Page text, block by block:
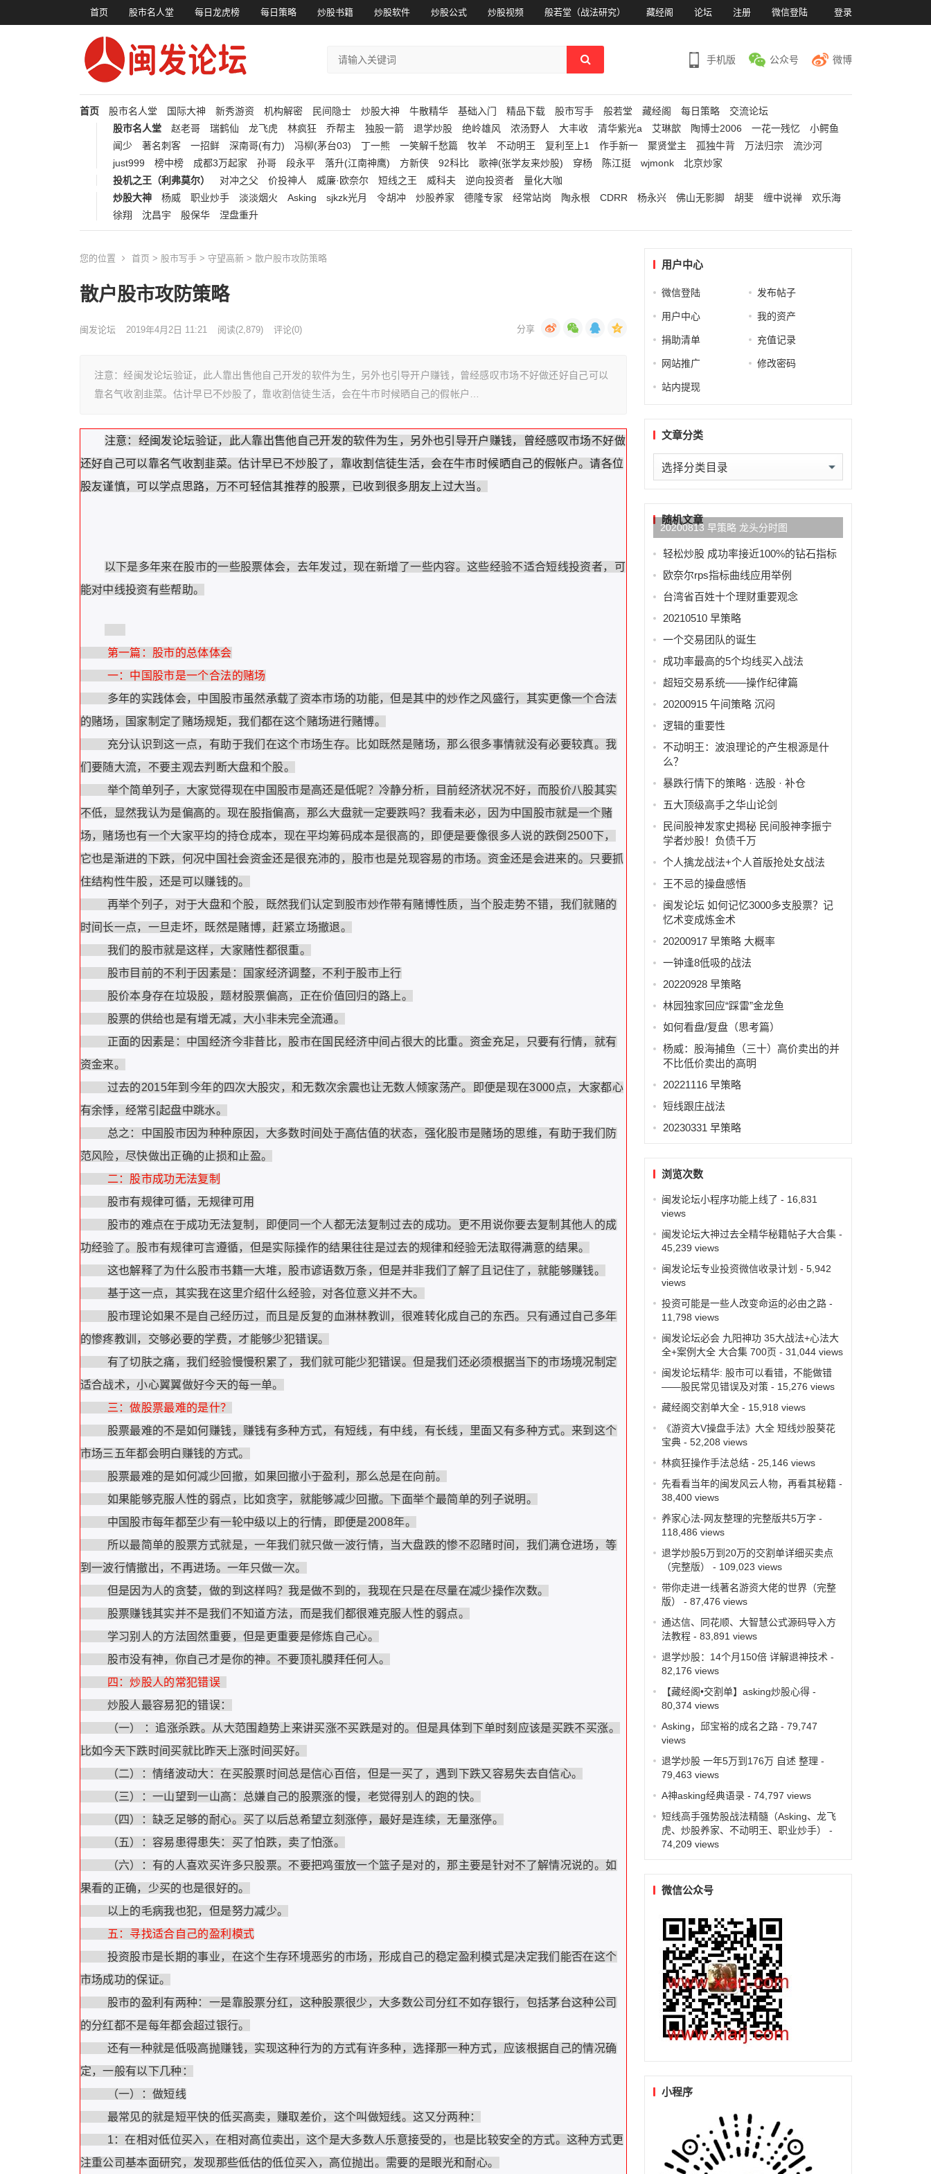
首页 股市名人堂 每日龙虎榜 每日策略 炒股书籍 炒股软件 炒股公式 炒股视频 般若堂（战法研究） 藏经阁 论坛 注册 微信登陆 登录
手机版 公众号 微博
首页 股市名人堂 国际大神 新秀游资 机构解密 民间隐士 炒股大神 牛散精华 基础入门 精品下载 股市写手 般若堂 藏经阁 每日策略
交流论坛
股市名人堂
赵老哥 瑞鹤仙 龙飞虎 林疯狂 乔帮主 独股一箭 退学炒股 绝岭雄风 浓汤野人 大丰收 清华紫光a 艾琳歆 陶博士2006 一花一残忆
小鳄鱼
闻少
著名刺客 一招鲜 深南哥(有力) 冯柳(茅台03) 丁一熊 一笑解千愁篇 牧羊 不动明王 复利至上1 作手新一 聚贤堂主 孤独牛背 万法归宗
流沙河
just999
榜中榜 成都3万起家 孙哥 段永平 落升(江南神鹰) 方新侠 92科比 歌神(张学友来炒股) 穿杨 陈江挺 wjmonk
北京炒家
投机之王（利弗莫尔）
对冲之父 价投神人 威廉·欧奈尔 短线之王 威科夫 逆向投资者
量化大咖
炒股大神
杨威 职业炒手 淡淡烟火 Asking sjkzk光月 令胡冲 炒股养家 德隆专家 经常站岗 陶永根 CDRR 杨永兴 佛山无影脚 胡斐 缠中说禅
欢乐海
徐翔
沈昌宇 殷保华 涅盘重升
您的位置 首页 > 股市写手> 守望高新 > 散户股市攻防策略
散户股市攻防策略
闽发论坛 2019年4月2日 11:21 阅读(2,879) 评论(0)
注意：经闽发论坛验证，此人靠出售他自己开发的软件为生，另外也引导开户赚钱，曾经感叹市场不好做还好自己可以
靠名气收割韭菜。估计早已不炒股了，靠收割信徒生活，会在牛市时候晒自己的假帐户…
注意：经闽发论坛验证，此人靠出售他自己开发的软件为生，另外也引导开户赚钱，曾经感叹市场不好做
还好自己可以靠名气收割韭菜。估计早已不炒股了，靠收割信徒生活，会在牛市时候晒自己的假帐户。请各位
股友谨慎，可以学点思路，万不可轻信其推荐的股票，已收到很多朋友上过大当。
以下是多年来在股市的一些股票体会，去年发过，现在新增了一些内容。这些经验不适合短线投资者，可
能对中线投资有些帮助。
第一篇：股市的总体体会
一：中国股市是一个合法的赌场
多年的实践体会，中国股市虽然承载了资本市场的功能，但是其中的炒作之风盛行，其实更像一个合法
的赌场，国家制定了赌场规矩，我们都在这个赌场进行赌博。
充分认识到这一点，有助于我们在这个市场生存。比如既然是赌场，那么很多事情就没有必要较真。我
们要随大流，不要主观去判断大盘和个股。
举个简单列子，大家觉得现在中国股市是高还是低呢？冷静分析，目前经济状况不好，而股价八股其实
不低，显然我认为是偏高的。现在股指偏高，那么大盘就一定要跌吗？我看未必，因为中国股市就是一个赌
场，赌场也有一个大家平均的持仓成本，现在平均筹码成本是很高的，即便是要像很多人说的跌倒2500下，
它也是渐进的下跌，何况中国社会资金还是很充沛的，股市也是兑现容易的市场。资金还是会进来的。只要抓
住结构性牛股，还是可以赚钱的。
再举个列子，对于大盘和个股，既然我们认定到股市炒作带有赌博性质，当个股走势不错，我们就赌的
时间长一点，一旦走坏，既然是赌博，赶紧立场撤退。
我们的股市就是这样，大家赌性都很重。
股市目前的不利于因素是：国家经济调整，不利于股市上行
股价本身存在垃圾股，题材股票偏高，正在价值回归的路上。
股票的供给也是有增无减，大小非未完全流通。
正面的因素是：中国经济今非昔比，股市在国民经济中间占很大的比重。资金充足，只要有行情，就有
资金来。
过去的2015年到今年的四次大股灾，和无数次余震也让无数人倾家荡产。即便是现在3000点，大家都心
有余悸，经常引起盘中跳水。
总之：中国股市因为种种原因，大多数时间处于高估值的状态，强化股市是赌场的思维，有助于我们防
范风险，尽快做出正确的止损和止盈。
二：股市成功无法复制
股市有规律可循，无规律可用
股市的难点在于成功无法复制，即便同一个人都无法复制过去的成功。更不用说你要去复制其他人的成
功经验了。股市有规律可言遵循，但是实际操作的结果往往是过去的规律和经验无法取得满意的结果。
这也解释了为什么股市书籍一大堆，股市谚语数万条，但是并非我们了解了且记住了，就能够赚钱。
基于这一点，其实我在这里介绍什么经验，对各位意义并不大。
股市理论如果不是自己经历过，而且是反复的血淋林教训，很难转化成自己的东西。只有通过自己多年
的惨疼教训，交够必要的学费，才能够少犯错误。
有了切肤之痛，我们经验慢慢积累了，我们就可能少犯错误。但是我们还必须根据当下的市场境况制定
适合战术，小心翼翼做好今天的每一单。
三：做股票最难的是什？
股票最难的不是如何赚钱，赚钱有多种方式，有短线，有中线，有长线，里面又有多种方式。来到这个
市场三五年都会明白赚钱的方式。
股票最难的是如何减少回撤，如果回撤小于盈利，那么总是在向前。
如果能够克服人性的弱点，比如贪字，就能够减少回撤。下面举个最简单的列子说明。
中国股市每年都至少有一轮中级以上的行情，即便是2008年。
所以最简单的股票方式就是，一年我们就只做一波行情，当大盘跌的惨不忍睹时间，我们满仓进场，等
到一波行情撤出，不再进场。一年只做一次。
但是因为人的贪婪，做的到这样吗？我是做不到的，我现在只是在尽量在减少操作次数。
股票赚钱其实并不是我们不知道方法，而是我们都很难克服人性的弱点。
学习别人的方法固然重要，但是更重要是修炼自己心。
股市没有神，你自己才是你的神。不要顶礼膜拜任何人。
四：炒股人的常犯错误
炒股人最容易犯的错误：
（一） ：追涨杀跌。从大范围趋势上来讲买涨不买跌是对的。但是具体到下单时刻应该是买跌不买涨。
比如今天下跌时间买就比昨天上涨时间买好。
（二）：情绪波动大：在买股票时间总是信心百倍，但是一买了，遇到下跌又容易失去自信心。
（三）：一山望到一山高：总嫌自己的股票涨的慢，老觉得别人的跑的快。
（四）：缺乏足够的耐心。买了以后总希望立刻涨停，最好是连续，无量涨停。
（五）：容易患得患失：买了怕跌，卖了怕涨。
（六）：有的人喜欢买许多只股票。不要把鸡蛋放一个篮子是对的，那主要是针对不了解情况说的。如
果看的正确，少买的也是很好的。
以上的毛病我也犯，但是努力减少。
五：寻找适合自己的盈利模式
投资股市是长期的事业，在这个生存环境恶劣的市场，形成自己的稳定盈利模式是决定我们能否在这个
市场成功的保证。
股市的盈利有两种：一是靠股票分红，这种股票很少，大多数公司分红不如存银行，包括茅台这种公司
的分红都不是每年都会超过银行。
还有一种就是低吸高抛赚钱，实现这种行为的方式有许多种，选择那一种方式，应该根据自己的情况确
定，一般有以下几种：
（一）：做短线
最常见的就是短平快的低买高卖，赚取差价，这个叫做短线。这又分两种：
1：在相对低位买入，在相对高位卖出，这个是大多数人乐意接受的，也是比较安全的方式。这种方式更
注重公司基本面研究，发现那些低估的低位买入，高位抛出。需要的是眼光和耐心。
用户中心
微信登陆 发布帖子
用户中心 我的资产
捐助清单 充值记录
网站推广 修改密码
站内提现
文章分类
文
章
类随机文章
20200813 早策略 龙头分时图
轻松炒股 成功率接近100%的钻石指标
欧奈尔rps指标曲线应用举例
台湾省百姓十个理财重要观念
20210510 早策略
一个交易团队的诞生
成功率最高的5个均线买入战法
超短交易系统——操作纪律篇
20200915 午间策略 沉闷
逻辑的重要性
不动明王：波浪理论的产生根源是什
么？
暴跌行情下的策略 · 选股 · 补仓
五大顶级高手之华山论剑
民间股神发家史揭秘 民间股神李振宁
学者炒股！负债千万
个人擒龙战法+个人首版抢处女战法
王不忌的操盘感悟
闽发论坛 如何记忆3000多支股票？记
忆术变成炼金术
20200917 早策略 大概率
一钟逢8低吸的战法
20220928 早策略
林园独家回应“踩雷”金龙鱼
如何看盘/复盘（思考篇）
杨威：股海捕鱼（三十）高价卖出的并
不比低价卖出的高明
20221116 早策略
短线跟庄战法
20230331 早策略
浏览次数
闽发论坛小程序功能上线了 - 16,831
views
闽发论坛大神过去全精华秘籍帖子大合集-
45,239 views
闽发论坛专业投资微信收录计划 - 5,942
views
投资可能是一些人改变命运的必由之路-
11,798 views
闽发论坛必会 九阳神功 35大战法+心法大
全+案例大全 大合集 700页 - 31,044 views
闽发论坛精华: 股市可以看错，不能做错
——股民常见错误及对策- 15,276 views
藏经阁交割单大全- 15,918 views
《游资大V操盘手法》大全 短线炒股葵花
宝典- 52,208 views
林疯狂操作手法总结- 25,146 views
先看看当年的闽发风云人物，再看其秘籍-
38,400 views
养家心法-网友整理的完整版共5万字 -
118,486 views
退学炒股5万到20万的交割单详细买卖点
（完整版）
- 109,023 views
带你走进一线著名游资大佬的世界（完整
版）
- 87,476 views
通达信、同花顺、大智慧公式源码导入方
法教程- 83,891 views
退学炒股：14个月150倍 详解退神技术 -
82,176 views
【藏经阁•交割单】asking炒股心得-
80,374 views
Asking，邱宝裕的成名之路- 79,747
views
退学炒股 一年5万到176万 自述 整理 -
79,463 views
A神asking经典语录- 74,797 views
短线高手强势股战法精髓（Asking、龙飞
虎、炒股养家、不动明王、职业炒手）
-
74,209 views
微信公众号
小程序